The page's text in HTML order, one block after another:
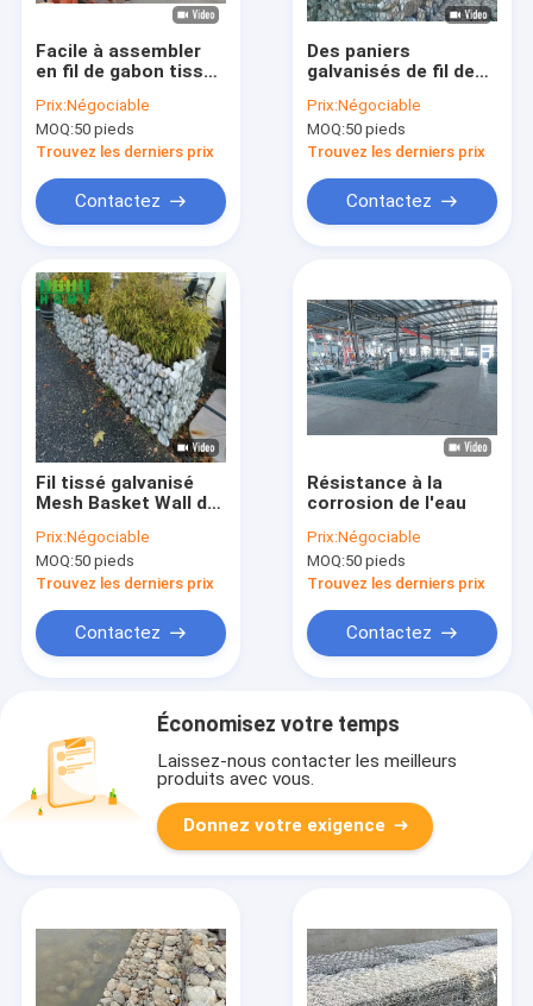
Facile à assembler
en fil de gabon tissé
Prix:Négociable
MOQ:50 pieds
Trouvez les derniers prix
Contactez
Des paniers
galvanisés de fil de
et de 2 mm
Prix:Négociable
MOQ:50 pieds
Trouvez les derniers prix
Contactez
Fil tissé galvanisé
Mesh Basket Wall de
la barrière de jardin
Prix:Négociable
MOQ:50 pieds
Trouvez les derniers prix
Contactez
Résistance à la
corrosion de l'eau
Prix:Négociable
MOQ:50 pieds
Trouvez les derniers prix
Contactez
Économisez votre temps
Laissez-nous contacter les meilleurs
produits avec vous.
Donnez votre exigence